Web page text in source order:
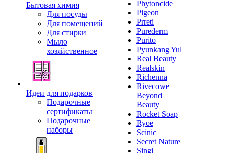
Бытовая химия
Для посуды
Для помещений
Для стирки
Мыло
хозяйственное
Идеи для подарков
Подарочные
сертификаты
Подарочные
наборы
Phytoncide
Pigeon
Prreti
Purederm
Purito
Pyunkang Yul
Real Beauty
Realskin
Richenna
Rivecowe
Beyond
Beauty
Rocket Soap
Ryoe
Scinic
Secret Nature
Singi